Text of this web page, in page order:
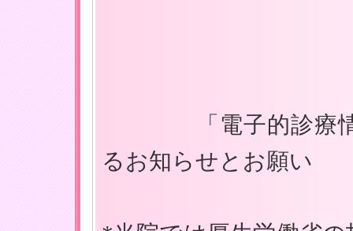
「電子的診療情報
るお知らせとお願い